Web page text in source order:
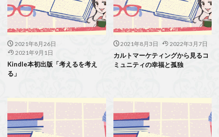
2021年8月26日
2021年9月1日
Kindle本初出版「考えるを考え
る」
2021年8月3日 2022年3月7日
カルトマーケティングから見るコ
ミュニティの幸福と孤独